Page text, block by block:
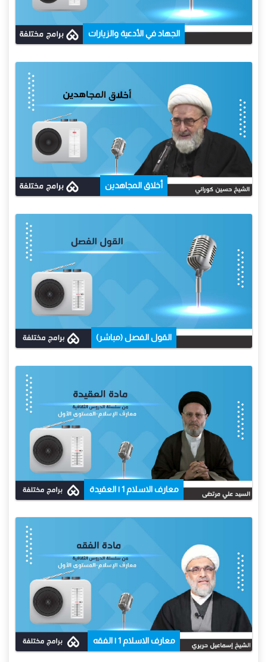
الجهاد في الأدعية والزيارات
أخلاق المجاهدين
القول الفصل (مباشر)
معارف الاسلام 1 | العقيدة
معارف الاسلام 1 | الفقه